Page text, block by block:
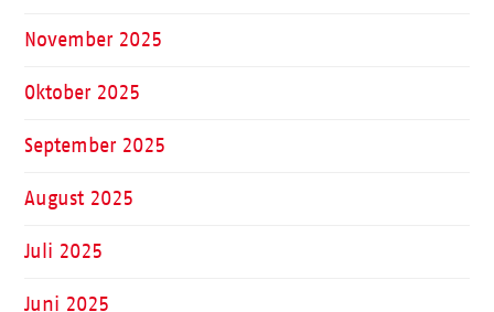
November 2025
Oktober 2025
September 2025
August 2025
Juli 2025
Juni 2025